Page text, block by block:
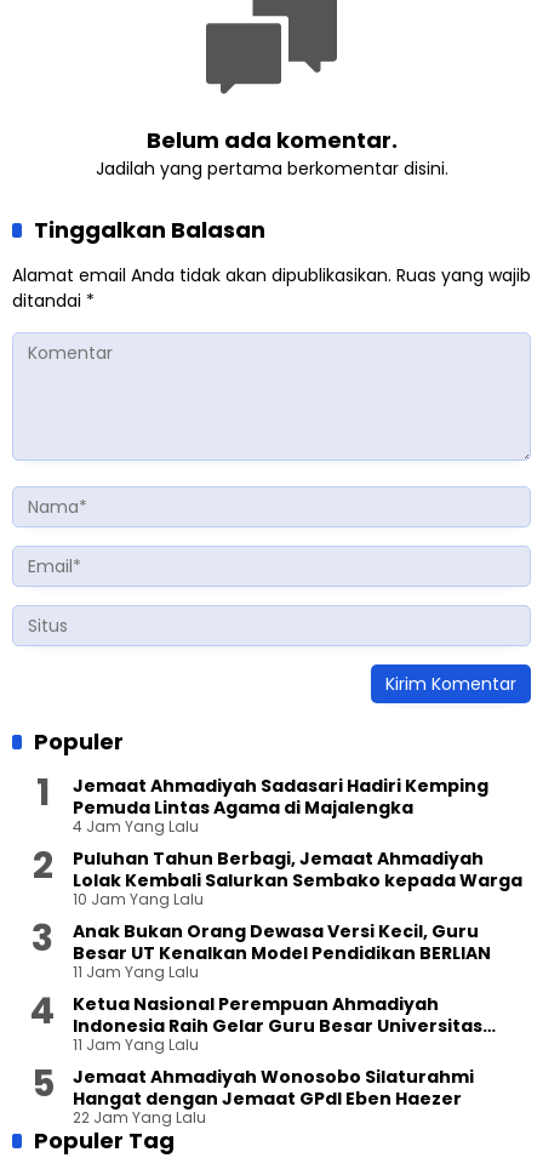
Belum ada komentar.
Jadilah yang pertama berkomentar disini.
Tinggalkan Balasan
Alamat email Anda tidak akan dipublikasikan. Ruas yang wajib
ditandai *
Populer
Jemaat Ahmadiyah Sadasari Hadiri Kemping
Pemuda Lintas Agama di Majalengka
4 Jam Yang Lalu
Puluhan Tahun Berbagi, Jemaat Ahmadiyah
Lolak Kembali Salurkan Sembako kepada Warga
10 Jam Yang Lalu
Anak Bukan Orang Dewasa Versi Kecil, Guru
Besar UT Kenalkan Model Pendidikan BERLIAN
11 Jam Yang Lalu
Ketua Nasional Perempuan Ahmadiyah
Indonesia Raih Gelar Guru Besar Universitas
Terbuka
11 Jam Yang Lalu
Jemaat Ahmadiyah Wonosobo Silaturahmi
Hangat dengan Jemaat GPdI Eben Haezer
22 Jam Yang Lalu
Populer Tag